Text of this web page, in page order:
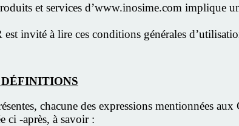
et services d’www.inosime.com implique
invité à lire ces conditions générales
chacune des expressions mentionnées
ci -après, à savoir :